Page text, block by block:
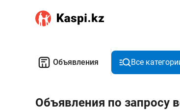
Объявления Все
Объявления по запросу